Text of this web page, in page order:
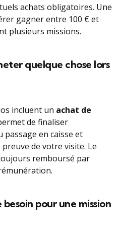
achats obligatoires. Une
gagner entre 100 € et
plusieurs missions.
quelque chose lors
incluent un achat de
de finaliser
passage en caisse et
de votre visite. Le
remboursé par
pour une mission